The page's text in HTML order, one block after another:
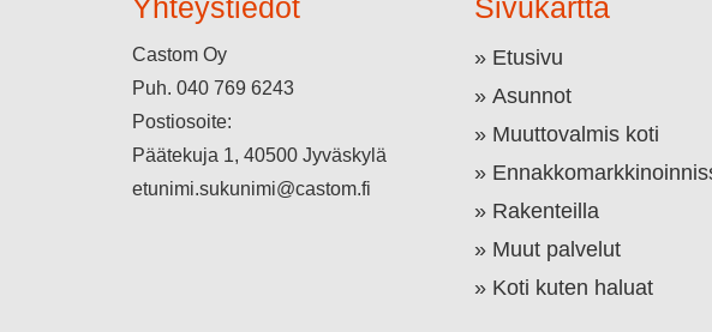
Yhteystiedot
Castom Oy
Puh. 040 769 6243
Postiosoite:
Päätekuja 1, 40500 Jyväskylä
etunimi.sukunimi@castom.fi
Sivukartta
Etusivu
Asunnot
Muuttovalmis koti
Rakenteilla
Muut palvelut
Koti kuten haluat